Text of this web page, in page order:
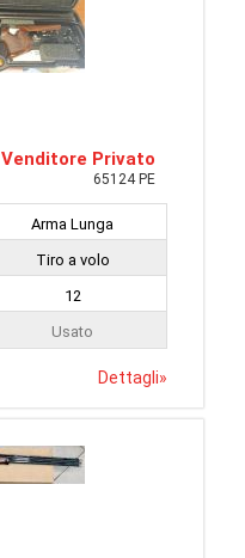
Venditore Privato
65124 PE
Arma Lunga
Tiro a volo
12
Usato
Dettagli»